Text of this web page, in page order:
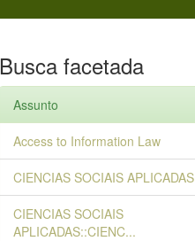
Busca facetada
Assunto
Access to Information Law
CIENCIAS SOCIAIS APLICADAS
CIENCIAS SOCIAIS
APLICADAS::CIENC...